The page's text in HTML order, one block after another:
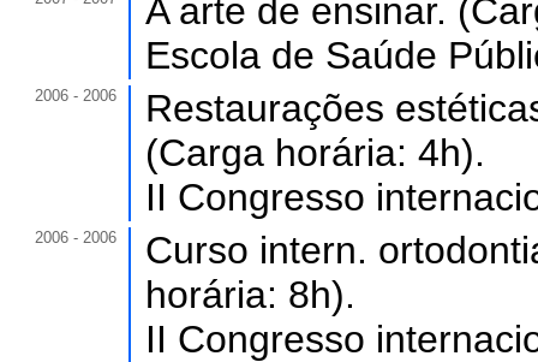
A arte de ensinar.
Escola de Saúde
2006 - 2006
Restaurações
(Carga horária: 4h).
II Congresso
2006 - 2006
Curso intern.
horária: 8h).
II Congresso